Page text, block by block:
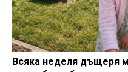
Всяка неделя дъщеря